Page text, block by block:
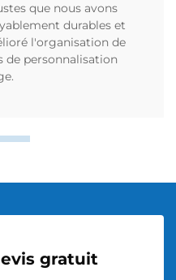
que nous avons
durables et
l'organisation de
de personnalisation
gratuit